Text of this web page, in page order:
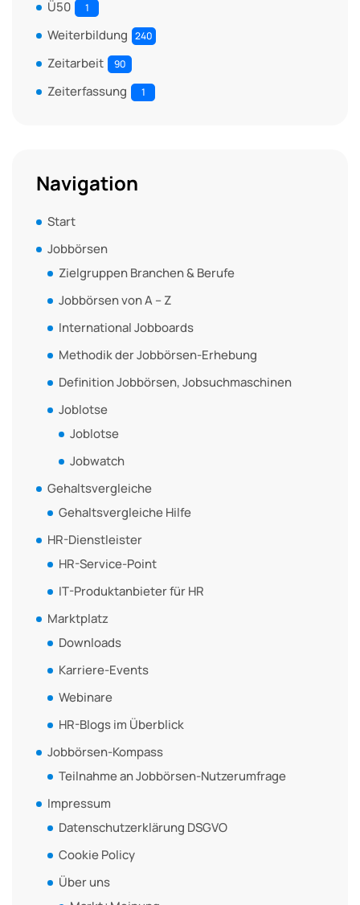
Ü50 1
Weiterbildung 240
Zeitarbeit 90
Zeiterfassung 1
Navigation
Start
Jobbörsen
Zielgruppen Branchen & Berufe
Jobbörsen von A – Z
International Jobboards
Methodik der Jobbörsen-Erhebung
Definition Jobbörsen, Jobsuchmaschinen
Joblotse
Joblotse
Jobwatch
Gehaltsvergleiche
Gehaltsvergleiche Hilfe
HR-Dienstleister
HR-Service-Point
IT-Produktanbieter für HR
Marktplatz
Downloads
Karriere-Events
Webinare
HR-Blogs im Überblick
Jobbörsen-Kompass
Teilnahme an Jobbörsen-Nutzerumfrage
Impressum
Datenschutzerklärung DSGVO
Cookie Policy
Über uns